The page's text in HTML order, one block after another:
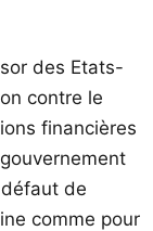
des Etats-
contre le
financières
de
comme pour